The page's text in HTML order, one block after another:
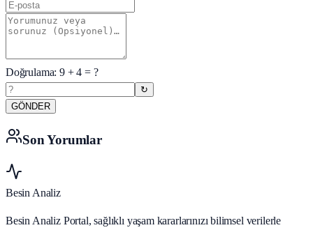
Doğrulama:9+4 = ?
↻
GÖNDER
Son Yorumlar
Besin Analiz
Besin Analiz Portal, sağlıklı yaşam kararlarınızı bilimsel verilerle